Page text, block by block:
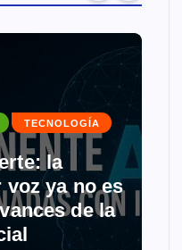
TECNOLOGÍA
la
ya no es
de la